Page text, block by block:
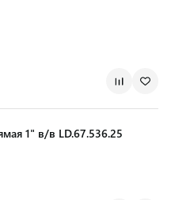
1" в/в LD.67.536.25